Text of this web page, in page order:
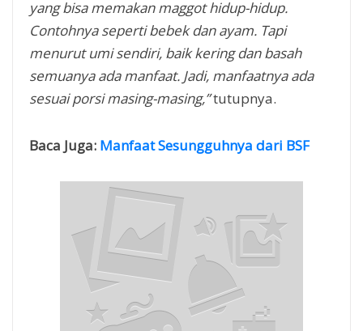
yang bisa memakan maggot hidup-hidup.
Contohnya seperti bebek dan ayam. Tapi
menurut umi sendiri, baik kering dan basah
semuanya ada manfaat. Jadi, manfaatnya ada
sesuai porsi masing-masing,”tutupnya.
Baca Juga: Manfaat Sesungguhnya dari BSF